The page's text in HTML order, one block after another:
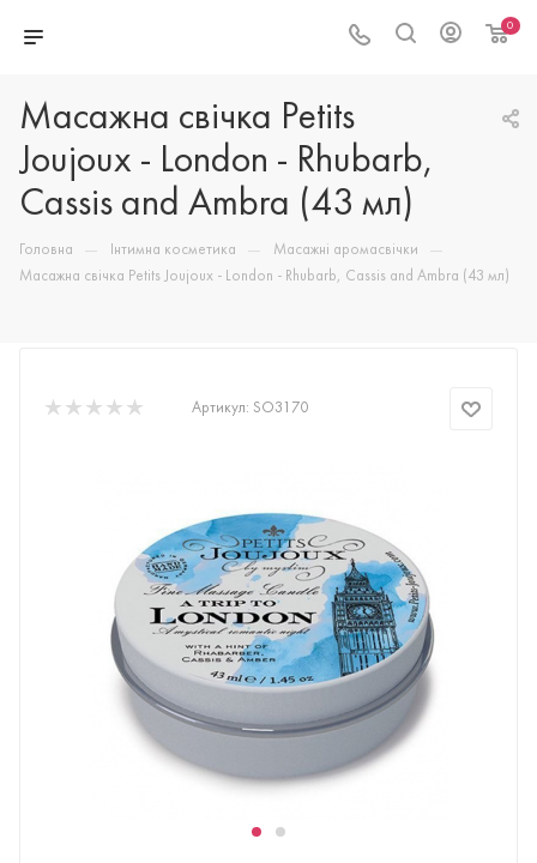
0
Масажна свічка Petits
Joujoux - London - Rhubarb,
Cassis and Ambra (43 мл)
Головна — Інтимна косметика — Масажні аромасвічки —
Масажна свічка Petits Joujoux - London - Rhubarb, Cassis and Ambra (43 мл)
Артикул: SO3170